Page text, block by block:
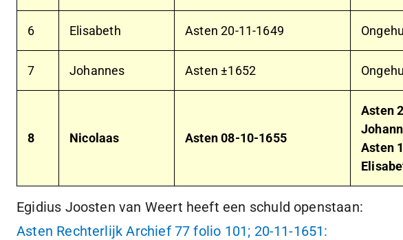
6 Elisabeth Asten20-11-1649
7 Johannes Asten ±1652
8 Nicolaas Asten08-10-1655
Asten
Asten
Egidius Joosten van Weert heeft een schuld openstaan:
Asten Rechterlijk Archief 77 folio 101; 20-11-1651: